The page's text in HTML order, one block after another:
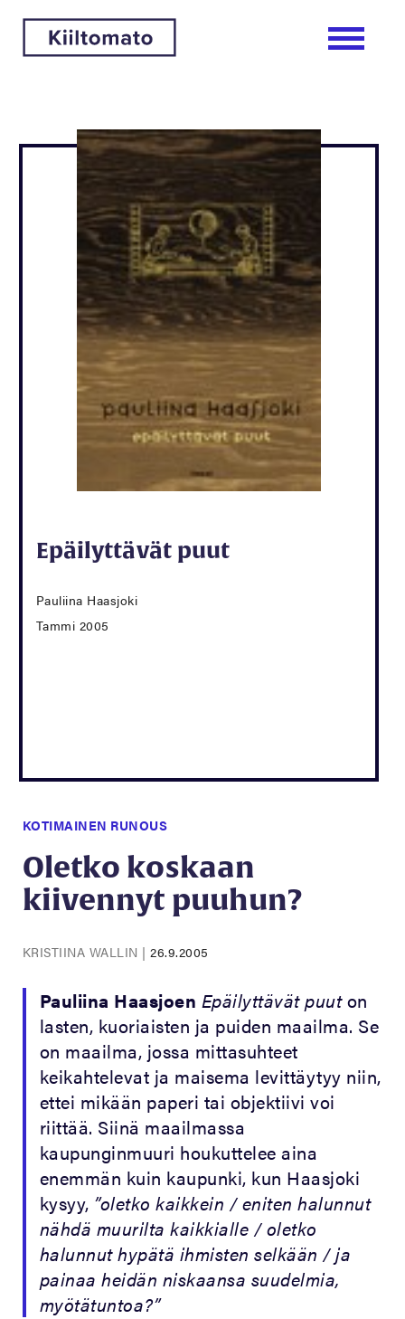
Epäilyttävät puut
Pauliina Haasjoki
Tammi 2005
KOTIMAINEN RUNOUS
Oletko koskaan
kiivennyt puuhun?
KRISTIINA WALLIN |26.9.2005
Pauliina Haasjoen Epäilyttävät puuton
lasten, kuoriaisten ja puiden maailma. Se
on maailma, jossa mittasuhteet
keikahtelevat ja maisema levittäytyy niin,
ettei mikään paperi tai objektiivi voi
riittää. Siinä maailmassa
kaupunginmuuri houkuttelee aina
enemmän kuin kaupunki, kun Haasjoki
kysyy, ”oletko kaikkein / eniten halunnut
nähdä muurilta kaikkialle / oletko
halunnut hypätä ihmisten selkään / ja
painaa heidän niskaansa suudelmia,
myötätuntoa?”